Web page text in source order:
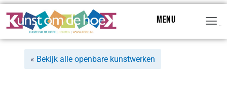
Menu
« Bekijk alle openbare kunstwerken